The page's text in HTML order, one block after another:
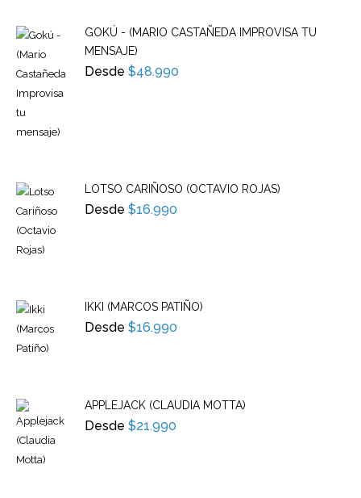
GOKÚ - (MARIO CASTAÑEDA IMPROVISA TU
MENSAJE)
Desde $48.990
LOTSO CARIÑOSO (OCTAVIO ROJAS)
Desde $16.990
IKKI (MARCOS PATIÑO)
Desde $16.990
APPLEJACK (CLAUDIA MOTTA)
Desde $21.990